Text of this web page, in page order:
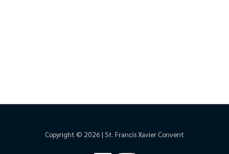
Copyright © 2026 | St. Francis Xavier Convent